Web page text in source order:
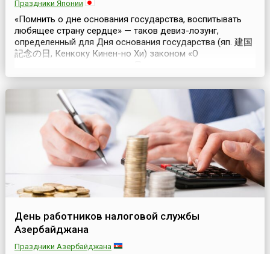
Праздники Японии
«Помнить о дне основания государства, воспитывать
любящее страну сердце» — таков девиз-лозунг,
определенный для Дня основания государства (яп. 建国
記念の日, Кенкоку Кинен-но Хи) законом «О
Японии ежегодно 11 февраля и является
общенациональным выходным днем.В Книге истории
Японии, ведущей летопись государства со времен
периода Нара (710—794), говор...
День работников налоговой службы
Азербайджана
Праздники Азербайджана